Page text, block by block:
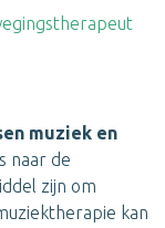
muziek en
naar de
zijn om
kan